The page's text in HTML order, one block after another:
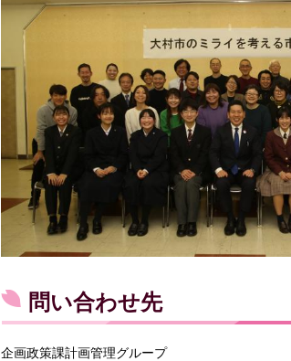
問い合わせ先
企画政策課計画管理グループ